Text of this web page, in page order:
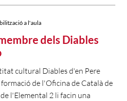
a l'aula
dels Diables
cultural Diables d'en Pere
de l'Oficina de Català de
l'Elemental 2 li facin una